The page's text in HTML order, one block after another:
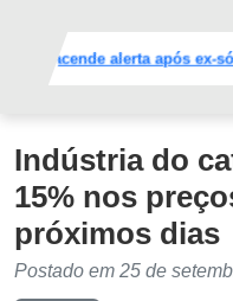
PT acende alerta após ex-
Indústria do
15% nos
próximos dias
Postado em 25 de